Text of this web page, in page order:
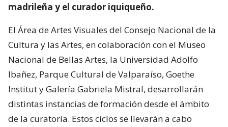
madrileña y el curador iquiqueño.
El Área de Artes Visuales del Consejo Nacional de la
Cultura y las Artes, en colaboración con el Museo
Nacional de Bellas Artes, la Universidad Adolfo
Ibañez, Parque Cultural de Valparaíso, Goethe
Institut y Galería Gabriela Mistral, desarrollarán
distintas instancias de formación desde el ámbito
de la curatoría. Estos ciclos se llevarán a cabo